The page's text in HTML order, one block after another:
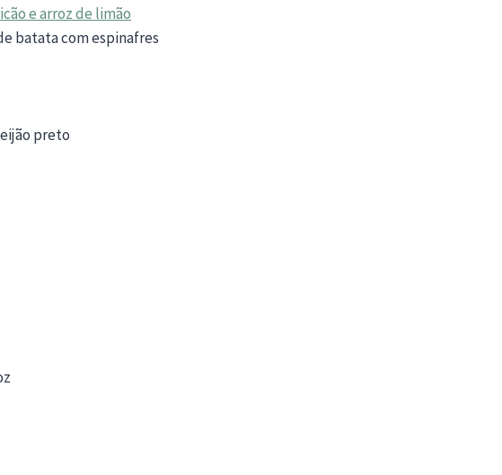
e arroz de limão
batata com espinafres
preto